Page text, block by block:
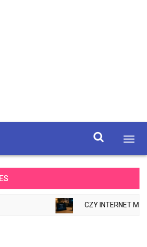
CZY INTERNET